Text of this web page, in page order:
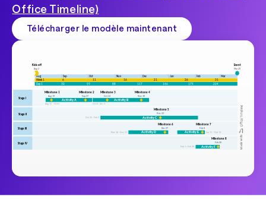
Office Timeline)
Télécharger le modèle maintenant